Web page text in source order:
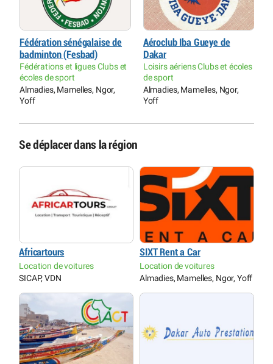
Fédération sénégalaise de
badminton (Fesbad)
Fédérations et ligues Clubs et
écoles de sport
Almadies, Mamelles, Ngor,
Yoff
Aéroclub Iba Gueye de
Dakar
Loisirs aériens Clubs et écoles
de sport
Almadies, Mamelles, Ngor,
Yoff
Se déplacer dans la région
Africartours
Location de voitures
SICAP, VDN
SIXT Rent a Car
Location de voitures
Almadies, Mamelles, Ngor, Yoff